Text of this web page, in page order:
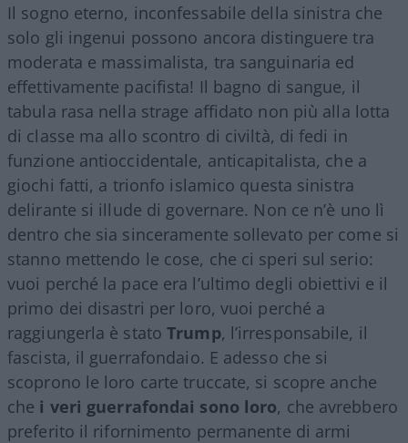
Il sogno eterno, inconfessabile della sinistra che
solo gli ingenui possono ancora distinguere tra
moderata e massimalista, tra sanguinaria ed
effettivamente pacifista! Il bagno di sangue, il
tabula rasa nella strage affidato non più alla lotta
di classe ma allo scontro di civiltà, di fedi in
funzione antioccidentale, anticapitalista, che a
giochi fatti, a trionfo islamico questa sinistra
delirante si illude di governare. Non ce n’è uno lì
dentro che sia sinceramente sollevato per come si
stanno mettendo le cose, che ci speri sul serio:
vuoi perché la pace era l’ultimo degli obiettivi e il
primo dei disastri per loro, vuoi perché a
raggiungerla è statoTrump, l’irresponsabile, il
fascista, il guerrafondaio. E adesso che si
scoprono le loro carte truccate, si scopre anche
che i veri guerrafondai sono loro, che avrebbero
preferito il rifornimento permanente di armi